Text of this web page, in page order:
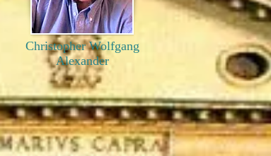
Christopher Wolfgang
Alexander